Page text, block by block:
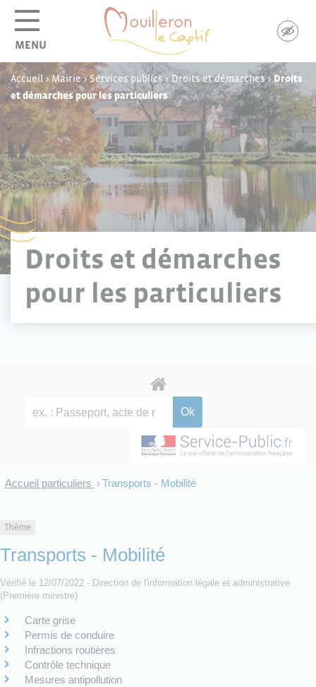
MENU
Accueil >Mairie> Services publics>Droits et démarches>Droits
et démarches pour les particuliers
Droits et démarches
pour les particuliers
Accueil particuliers > Transports - Mobilité
Thème
Transports - Mobilité
Vérifié le 12/07/2022 - Direction de l'information légale et administrative
(Première ministre)
Carte grise
Permis de conduire
Infractions routières
Contrôle technique
Mesures antipollution
Panneau de gestion des cookies